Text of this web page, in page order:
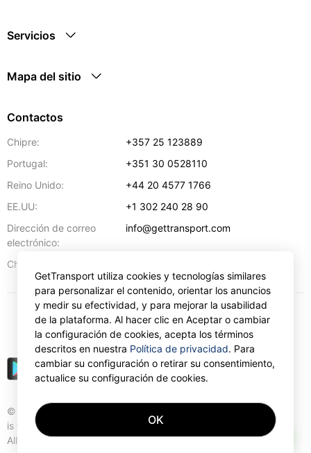
Servicios
Mapa del sitio
Contactos
Chipre:
+357 25 123889
Portugal:
+351 30 0528110
Reino Unido:
+44 20 4577 1766
EE.UU:
+1 302 240 28 90
Dirección de correo
electrónico:
info@gettransport.com
Chipre:
© Gettransport International Limited. GetTransport®
is trademark of Gettransport International Limited.
All rights reserved.
EUR
GetTransport utiliza cookies y tecnologías similares
para personalizar el contenido, orientar los anuncios
y medir su efectividad, y para mejorar la usabilidad
de la plataforma. Al hacer clic en Aceptar o cambiar
la configuración de cookies, acepta los términos
descritos en nuestra Política de privacidad. Para
cambiar su configuración o retirar su consentimiento,
actualice su configuración de cookies.
OK
AI